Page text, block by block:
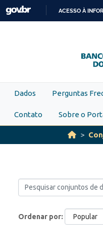
Skip to main content
ACESSO À
Dados Perguntas
Contato Sobre o
Ordenar por